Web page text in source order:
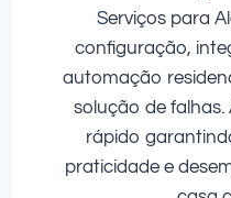
Serviços para
configuração,
automação
solução de
rápido
praticidade e